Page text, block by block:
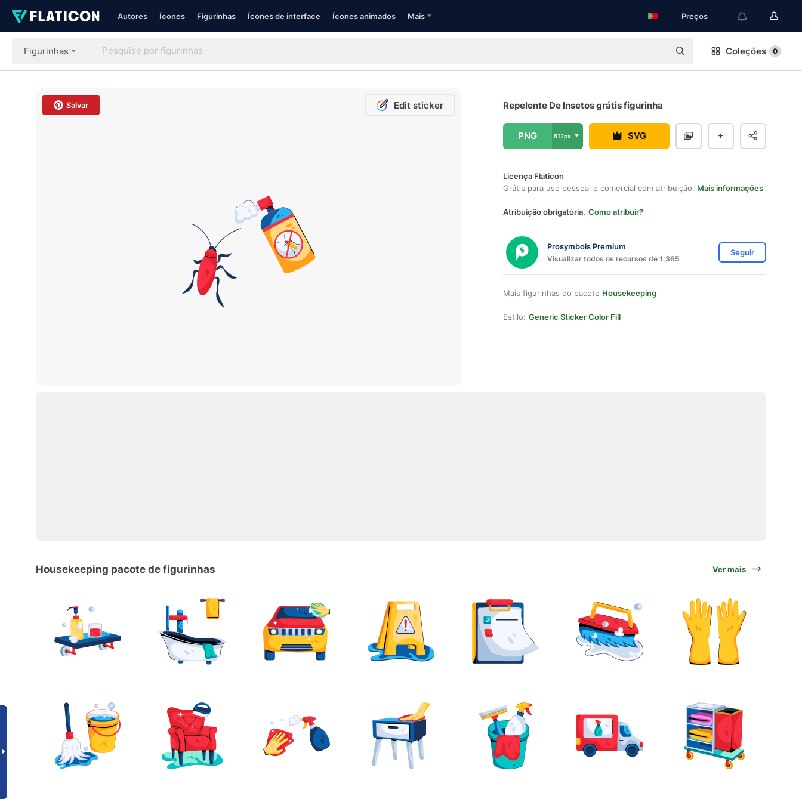
Autores Ícones Figurinhas Ícones de interface Ícones animados Mais Preços
Figurinhas Coleções 0
Salvar Edit sticker Repelente De Insetos grátis figurinha
PNG 512px SVG
Licença Flaticon
Grátis para uso pessoal e comercial com atribuição. Mais informações
Atribuição obrigatória. Como atribuir?
Prosymbols Premium
Visualizar todos os recursos de 1,365
Seguir
Mais figurinhas do pacote Housekeeping
Estilo: Generic Sticker Color Fill
Housekeeping pacote de figurinhas Ver mais